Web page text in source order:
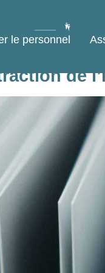
le personnel
de